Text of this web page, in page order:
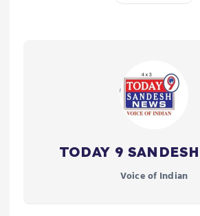
TODAY 9
Voice of Indian